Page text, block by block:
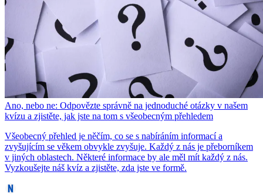
Ano, nebo ne: Odpovězte správně na jednoduché otázky v našem
kvízu a zjistěte, jak jste na tom s všeobecným přehledem
Všeobecný přehled je něčím, co se s nabíráním informací a
zvyšujícím se věkem obvykle zvyšuje. Každý z nás je přeborníkem
v jiných oblastech. Některé informace by ale měl mít každý z nás.
Vyzkoušejte náš kvíz a zjistěte, zda jste ve formě.